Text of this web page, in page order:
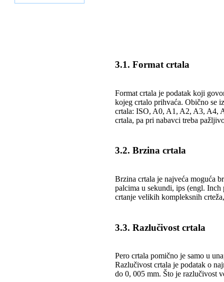
3.1. Format crtala
Format crtala je podatak koji
kojeg crtalo prihvaća. Obično se
crtala: ISO, A0, A1, A2, A3, A4,
crtala, pa pri nabavci treba
3.2. Brzina crtala
Brzina crtala je najveća moguća
palcima u sekundi, ips (engl.
crtanje velikih kompleksnih
3.3. Razlučivost crtala
Pero crtala pomično je samo u
Razlučivost crtala je podatak o
do 0, 005 mm. Što je razlučivost